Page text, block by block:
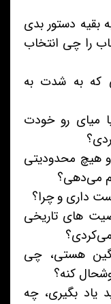
بقیه دستور بدی
را چی انتخاب
که به شدت به
میای رو خودت
هیچ محدودیتی
می‌دهی؟
داری و چرا؟
های تاریخی
هستی، چی
کنه؟
یاد بگیری، چه